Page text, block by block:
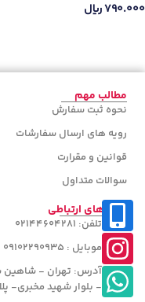
۷۹۰.۰۰۰ریال
مطالب مهم
نحوه ثبت سفارش
رویه های ارسال سفارشات
قوانین و مقرارت
سوالات متداول
راه های ارتباطی
تلفن: 02144604281
موبایل : 09102290935
آدرس: تهران - شاهین
- بلوار شهید مخبری- پلاک